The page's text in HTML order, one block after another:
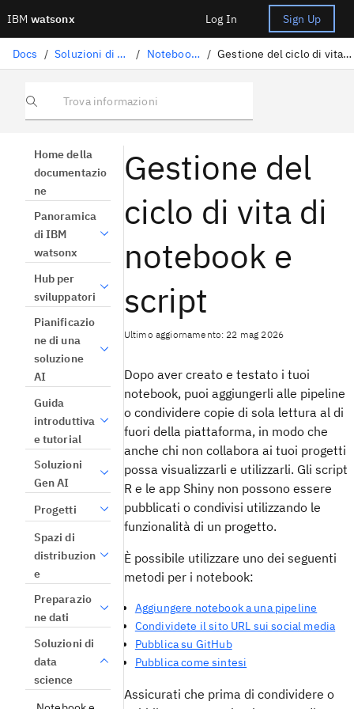
IBM watsonx Log In Sign Up
Docs / Soluzioni di data science / Notebook e script / Gestione del ciclo di vita di notebook e script
Trova informazioni
Home della
documentazio
ne
Panoramica
di IBM
watsonx
Hub per
sviluppatori
Pianificazio
ne di una
soluzione
AI
Guida
introduttiva
e tutorial
Soluzioni
Gen AI
Progetti
Spazi di
distribuzion
e
Preparazio
ne dati
Soluzioni di
data
science
Gestione del
ciclo di vita di
notebook e
script
Ultimo aggiornamento: 22 mag 2026
Dopo aver creato e testato i tuoi
notebook, puoi aggiungerli alle pipeline
o condividere copie di sola lettura al di
fuori della piattaforma, in modo che
anche chi non collabora ai tuoi progetti
possa visualizzarli e utilizzarli. Gli script
R e le app Shiny non possono essere
pubblicati o condivisi utilizzando le
funzionalità di un progetto.
È possibile utilizzare uno dei seguenti
metodi per i notebook:
Aggiungere notebook a una pipeline
Condividete il sito URL sui social media
Pubblica su GitHub
Pubblica come sintesi
Assicurati che prima di condividere o